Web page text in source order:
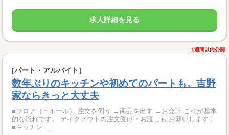
求人詳細を見る
1週間以内公開
[パート・アルバイト]
数年ぶりのキッチンや初めてのパートも。吉野
家ならきっと大丈夫
■フロア（＝ホール） 注文を伺う →商品を出す →お会計 これが基本
的な流れです。 テイクアウトの注文受け・お渡しも お願いします！
■キッチン ...